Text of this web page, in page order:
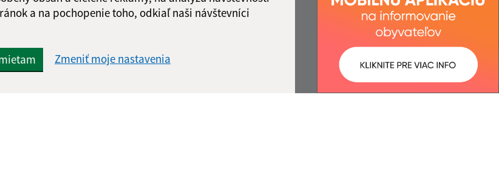
a na pochopenie toho, odkiaľ naši návštevníci
Zmeniť moje nastavenia